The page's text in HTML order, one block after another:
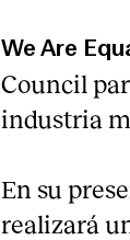
We Are
Council
industria
En su
realizará